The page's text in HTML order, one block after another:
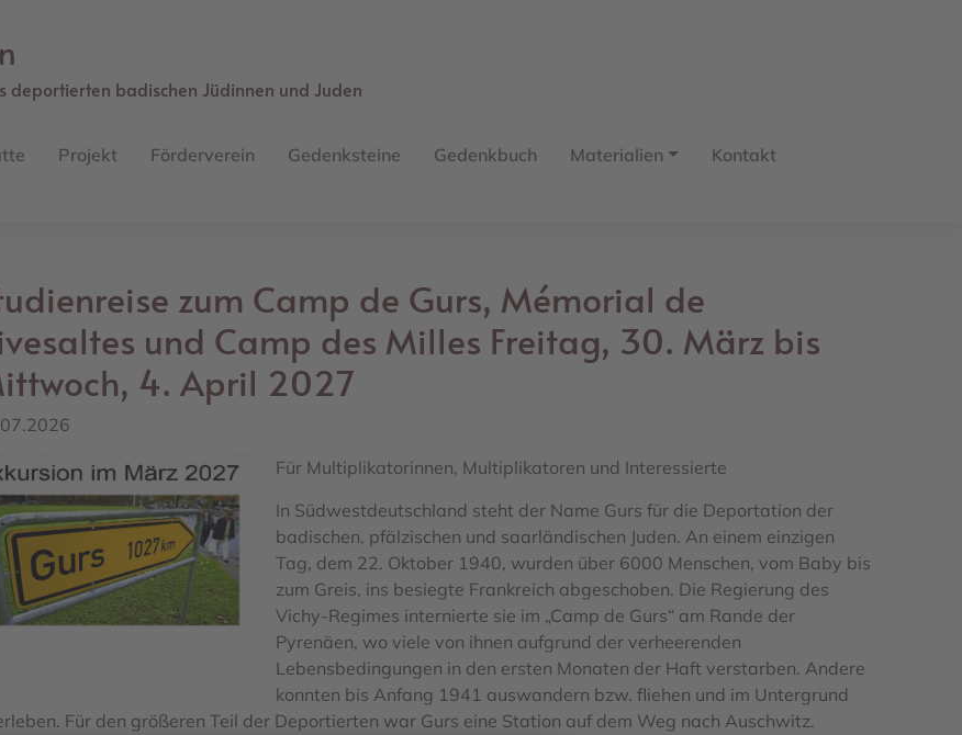
deportierten badischen Jüdinnen und Juden
Projekt Förderverein Gedenksteine Gedenkbuch Materialien Kontakt
zum Camp de Gurs, Mémorial de
und Camp des Milles Freitag, 30. März bis
4. April 2027
Für Multiplikatorinnen, Multiplikatoren und Interessierte
In Südwestdeutschland steht der Name Gurs für die Deportation der
badischen, pfälzischen und saarländischen Juden. An einem einzigen
Tag, dem 22. Oktober 1940, wurden über 6000 Menschen, vom Baby bis
zum Greis, ins besiegte Frankreich abgeschoben. Die Regierung des
Vichy-Regimes internierte sie im „Camp de Gurs“ am Rande der
Pyrenäen, wo viele von ihnen aufgrund der verheerenden
Lebensbedingungen in den ersten Monaten der Haft verstarben. Andere
konnten bis Anfang 1941 auswandern bzw. fliehen und im Untergrund
Für den größeren Teil der Deportierten war Gurs eine Station auf dem Weg nach Auschwitz.